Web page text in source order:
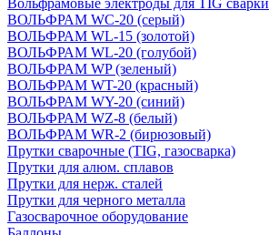
Вольфрамовые электроды для TIG сварки
ВОЛЬФРАМ WC-20 (серый)
ВОЛЬФРАМ WL-15 (золотой)
ВОЛЬФРАМ WL-20 (голубой)
ВОЛЬФРАМ WP (зеленый)
ВОЛЬФРАМ WT-20 (красный)
ВОЛЬФРАМ WY-20 (синий)
ВОЛЬФРАМ WZ-8 (белый)
ВОЛЬФРАМ WR-2 (бирюзовый)
Прутки сварочные (TIG, газосварка)
Прутки для алюм. сплавов
Прутки для нерж. сталей
Прутки для черного металла
Газосварочное оборудование